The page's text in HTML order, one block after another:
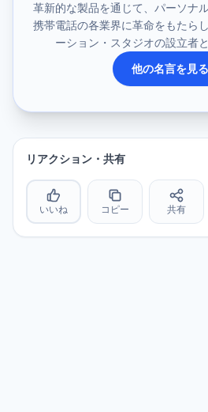
革新的な製品を通じて、パーソナ
携帯電話の各業界に革命をもたら
ーション・スタジオの設立者
他の名言を見る
リアクション・共有
いいね コピー 共有